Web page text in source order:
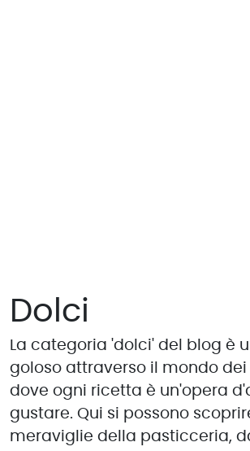
Dolci
La categoria 'dolci' del blog è
goloso attraverso il mondo dei
dove ogni ricetta è un'opera
gustare. Qui si possono
meraviglie della pasticceria,